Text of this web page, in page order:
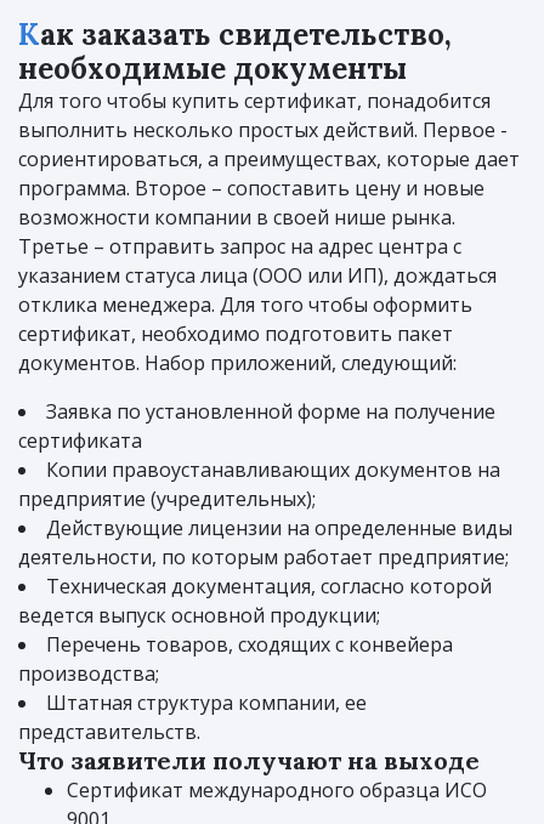
Как заказать свидетельство,
необходимые документы
Для того чтобы купить сертификат, понадобится
выполнить несколько простых действий. Первое -
сориентироваться, а преимуществах, которые дает
программа. Второе – сопоставить цену и новые
возможности компании в своей нише рынка.
Третье – отправить запрос на адрес центра с
указанием статуса лица (ООО или ИП), дождаться
отклика менеджера. Для того чтобы оформить
сертификат, необходимо подготовить пакет
документов. Набор приложений, следующий:
Заявка по установленной форме на получение
сертификата
Копии правоустанавливающих документов на
предприятие (учредительных);
Действующие лицензии на определенные виды
деятельности, по которым работает предприятие;
Техническая документация, согласно которой
ведется выпуск основной продукции;
Перечень товаров, сходящих с конвейера
производства;
Штатная структура компании, ее
представительств.
Что заявители получают на выходе
Сертификат международного образца ИСО